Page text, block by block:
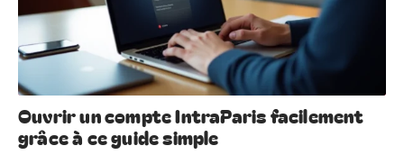
Ouvrir un compte IntraParis facilement
grâce à ce guide simple